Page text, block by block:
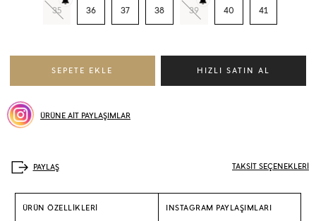
35 36 37 38 39 40 41
ÜRÜNE AİT PAYLAŞIMLAR
TAKSİT SEÇENEKLERİ
ÜRÜN ÖZELLİKLERİ INSTAGRAM PAYLAŞIMLARI